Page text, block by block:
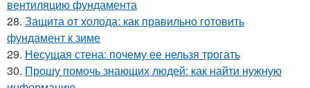
вентиляцию фундамента
28. Защита от холода: как правильно готовить
фундамент к зиме
29. Несущая стена: почему ее нельзя трогать
30. Прошу помочь знающих людей: как найти нужную